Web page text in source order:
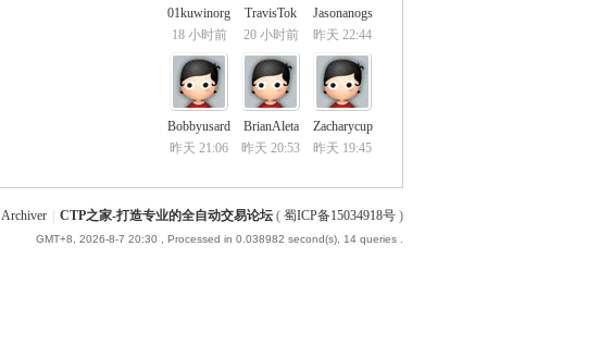
01kuwinorg
18 小时前
TravisTok
20 小时前
Jasonanogs
昨天 22:44
Bobbyusard
昨天 21:06
BrianAleta
昨天 20:53
Zacharycup
昨天 19:45
Archiver CTP之家-打造专业的全自动交易论坛 ( 蜀ICP备15034918号 )
GMT+8, 2026-8-7 20:30 , Processed in 0.038982 second(s), 14 queries .